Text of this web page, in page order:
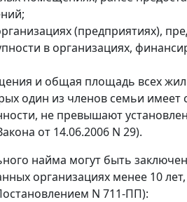
(предприятиях),
в организациях,
и общая площадь всех
один из членов семьи имеет
не превышают
от 14.06.2006 N 29).
найма могут быть
организациях менее 10
N 711-ПП):